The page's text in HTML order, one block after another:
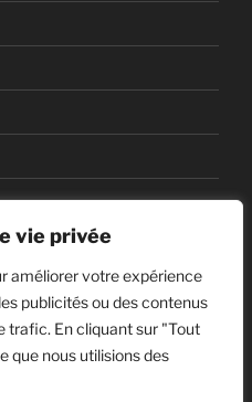
vie privée
améliorer votre expérience
publicités ou des contenus
trafic. En cliquant sur "Tout
que nous utilisions des